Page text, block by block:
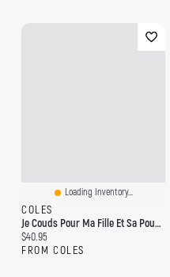
Loading Inventory...
COLES
Je Couds Pour Ma Fille Et Sa Poupée
Current price:
$40.95
FROM COLES